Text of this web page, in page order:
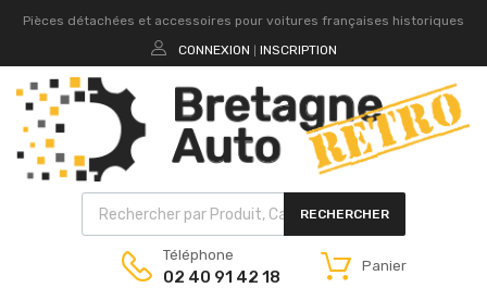
Pièces détachées et accessoires pour voitures françaises historiques
CONNEXION
INSCRIPTION
RECHERCHER
Téléphone
02 40 91 42 18
Panier